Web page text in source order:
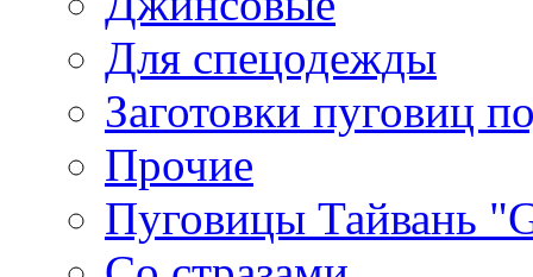
Для спецодежды
Заготовки пуговиц
Прочие
Пуговицы Тайвань